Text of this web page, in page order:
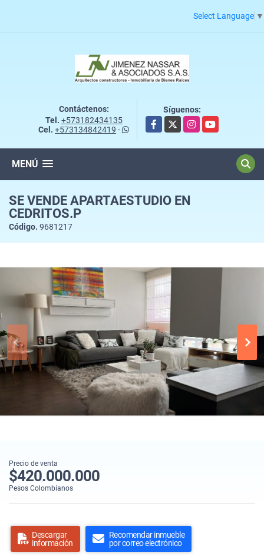
Select Language ▼
Contáctenos:
Tel. +573182434135
Cel. +573134842419 -
Síguenos:
Facebook
X InstagramYouTube
MENÚ
SE VENDE APARTAESTUDIO EN
CEDRITOS.P
Código. 9681217
Precio de venta
$420.000.000
Pesos Colombianos
Descargar
información
Recomendar inmueble
por correo electrónico